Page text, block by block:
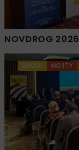
NOVDROG 2026
DROGI MOSTY